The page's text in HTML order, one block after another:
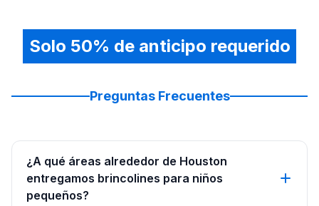
Solo 50% de anticipo requerido
Preguntas Frecuentes
¿A qué áreas alrededor de Houston
entregamos brincolines para niños
pequeños?